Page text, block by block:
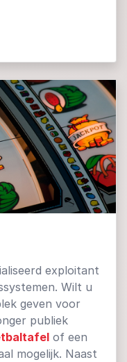
exploitant
Wilt u
geven voor
publiek
of een
mogelijk. Naast